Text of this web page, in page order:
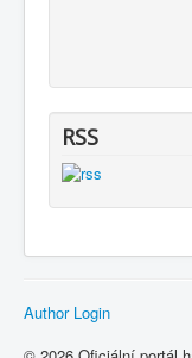
RSS
Author Login